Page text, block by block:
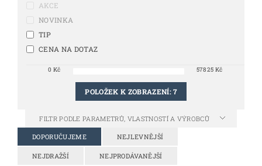
AKCE
NOVINKA
TIP
CENA NA DOTAZ
0 Kč 57825 Kč
POLOŽEK K ZOBRAZENÍ:7
FILTR PODLE PARAMETRŮ, VLASTNOSTÍ A VÝROBCŮ
DOPORUČUJEME NEJLEVNĚJŠÍ
NEJDRAŽŠÍ NEJPRODÁVANĚJŠÍ